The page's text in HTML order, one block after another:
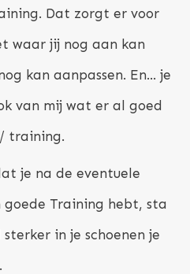
Dat zorgt er voor
waar jij nog aan kan
kan aanpassen. En... je
van mij wat er al goed
training.
je na de eventuele
goede Training hebt, sta
in je schoenen je